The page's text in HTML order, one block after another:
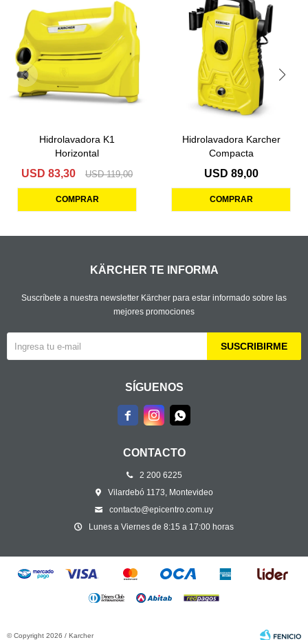
Hidrolavadora K1
Horizontal
USD 83,30 USD 119,00
Hidrolavadora Karcher
Compacta
USD 89,00
CONTACTO
2 200 6225
Vilardebó 1173, Montevideo
contacto@epicentro.com.uy
Lunes a Viernes de 8:15 a 17:00 horas
SÍGUENOS
  
KÄRCHER TE INFORMA
Suscríbete a nuestra newsletter Kärcher para estar informado sobre las
mejores promociones
SUSCRIBIRME
© Copyright 2026 / Karcher